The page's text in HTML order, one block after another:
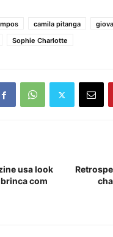
camila pitanga
Sophie Charlotte
usa look
brinca com